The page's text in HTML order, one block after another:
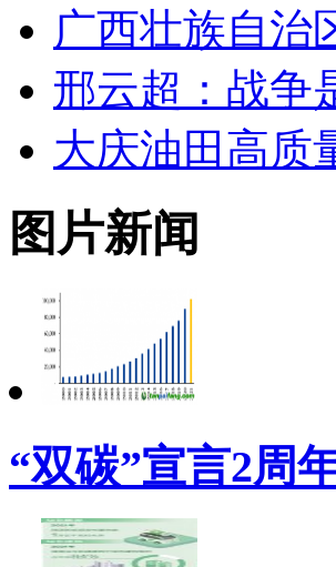
广西壮族自治
邢云超：战争
大庆油田高质
图片新闻
“双碳”宣言2周